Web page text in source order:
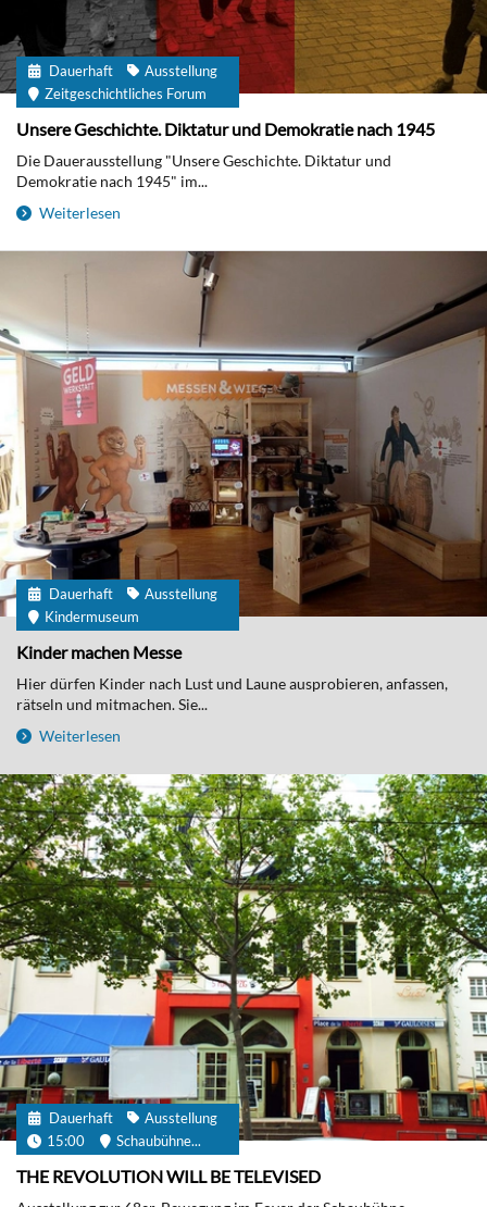
Dauerhaft
Ausstellung
Zeitgeschichtliches Forum
Unsere Geschichte. Diktatur und Demokratie nach 1945
Die Dauerausstellung "Unsere Geschichte. Diktatur und
Demokratie nach 1945" im...
Weiterlesen
Dauerhaft
Ausstellung
Kindermuseum
Kinder machen Messe
Hier dürfen Kinder nach Lust und Laune ausprobieren, anfassen,
rätseln und mitmachen. Sie...
Weiterlesen
Dauerhaft
Ausstellung
15:00
Schaubühne...
THE REVOLUTION WILL BE TELEVISED